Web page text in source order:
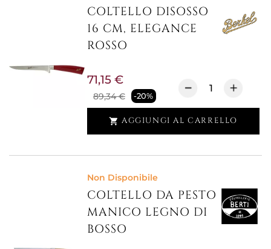
COLTELLO DISOSSO
16 CM, ELEGANCE
ROSSO
89,34 € -20%
71,15 €
 AGGIUNGI AL CARRELLO
Non Disponibile
COLTELLO DA PESTO
MANICO LEGNO DI
BOSSO